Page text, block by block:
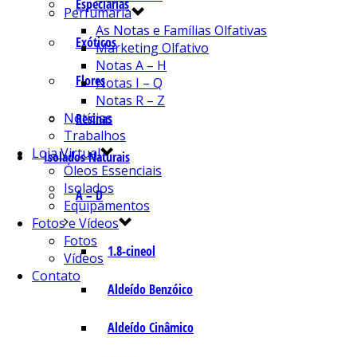
Especiarias
Exóticos
Flores
Resinas
Isolados Naturais
A – D
1.8-cineol
Aldeído Benzóico
Aldeído Cinâmico
Perfumaria
As Notas e Famílias Olfativas
Marketing Olfativo
Notas A – H
Notas I – Q
Notas R – Z
Notícias
Trabalhos
Loja Virtual
Óleos Essenciais
Isolados
Equipamentos
Fotos e Vídeos
Fotos
Vídeos
Contato